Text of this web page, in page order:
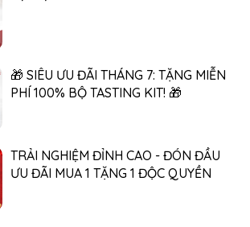
🎁 SIÊU ƯU ĐÃI THÁNG 7: TẶNG MIỄN
PHÍ 100% BỘ TASTING KIT! 🎁
TRẢI NGHIỆM ĐỈNH CAO - ĐÓN ĐẦU
ƯU ĐÃI MUA 1 TẶNG 1 ĐỘC QUYỀN